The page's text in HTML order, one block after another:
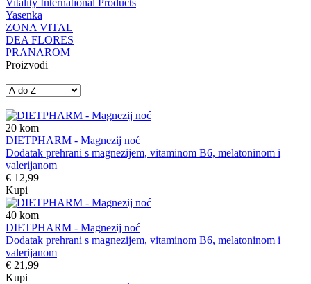
Vitality International Products
Yasenka
ZONA VITAL
DEA FLORES
PRANAROM
Proizvodi
20 kom
DIETPHARM - Magnezij noć
Dodatak prehrani s magnezijem, vitaminom B6, melatoninom i
valerijanom
€ 12,99
Kupi
40 kom
DIETPHARM - Magnezij noć
Dodatak prehrani s magnezijem, vitaminom B6, melatoninom i
valerijanom
€ 21,99
Kupi